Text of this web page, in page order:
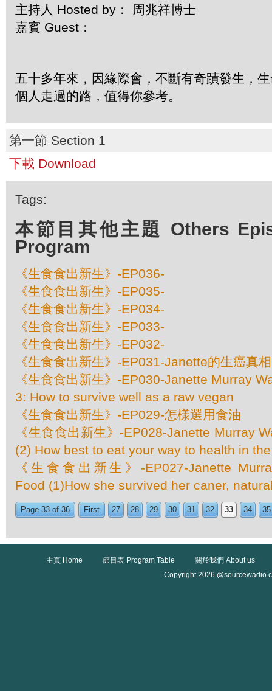
主持人 Hosted by： 周兆祥博士
嘉賓 Guest：
五十多年來，因緣際會，不斷有奇蹟發生，
個人走過的路，值得你參考。
第一節 Section 1
下載 Download
Tags:
本節目其他主題 Others
Program
《生食食出新生》-EP036-
《生食食出新生》-EP035-
《生食食出新生》-EP034-
《生食食出新生》-EP033-
《生食食出新生》-EP032-
《生食食出新生》-EP031-Janette的生癌真相
《生食食出新生》-EP030-Janette Murray
3: How to survive well as a raw vegan
《生食食出新生》-EP029-怎樣選用食油
《生食食出新生》-EP028-Janette Murray
(2) How best to eat your way to health in
《生食食出新生》-EP027-Janette
Food (1)How she survived her caner,
Page 33 of 36 First 27 28 29 30 31 32 33 34 35
主頁 Home 節目表 Program Table
關於我們 About us
Copyright 2026